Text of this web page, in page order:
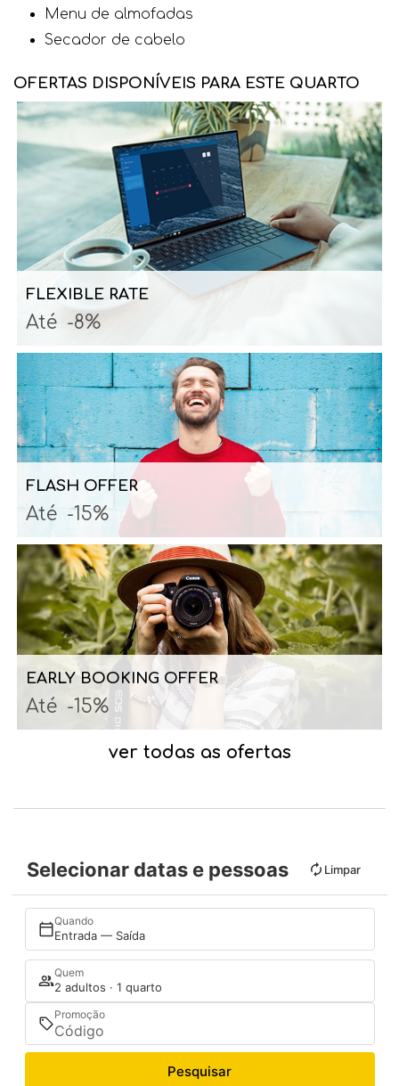
Menu de almofadas
Secador de cabelo
OFERTAS DISPONÍVEIS PARA ESTE QUARTO
FLEXIBLE RATE
Até -8%
FLASH OFFER
Até -15%
EARLY BOOKING OFFER
Até -15%
ver todas as ofertas
Selecionar datas e pessoas Limpar
Quando
Entrada — Saída
Quem
2 adultos · 1 quarto
Promoção
Pesquisar